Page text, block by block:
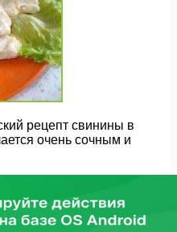
рецепт свинины в
очень сочным и